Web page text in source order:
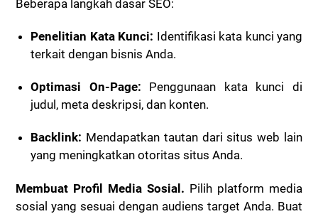
Beberapa langkah dasar SEO:
Penelitian Kata Kunci: Identifikasi kata kunci yang
terkait dengan bisnis Anda.
Optimasi On-Page: Penggunaan kata kunci di
judul, meta deskripsi, dan konten.
Backlink: Mendapatkan tautan dari situs web lain
yang meningkatkan otoritas situs Anda.
Membuat Profil Media Sosial. Pilih platform media
sosial yang sesuai dengan audiens target Anda. Buat